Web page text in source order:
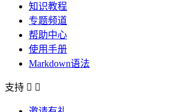
知识教程
专题频道
帮助中心
使用手册
Markdown语法
支持  